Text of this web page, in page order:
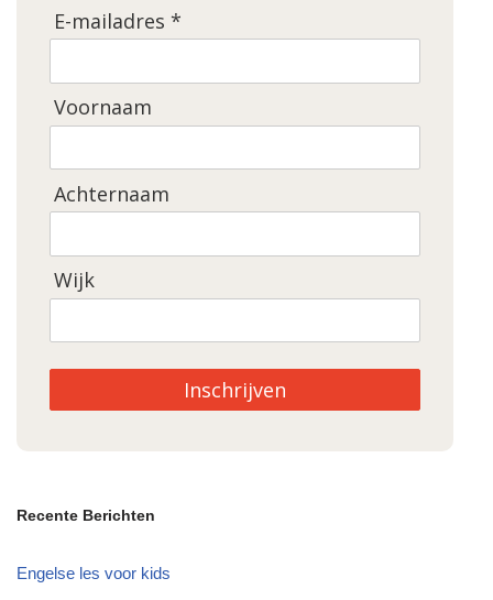
E-mailadres *
Voornaam
Achternaam
Wijk
Inschrijven
Recente Berichten
Engelse les voor kids